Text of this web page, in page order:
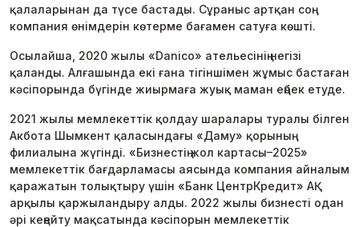
қалаларынан да түсе бастады. Сұраныс артқан соң
компания өнімдерін көтерме бағамен сатуға көшті.
Осылайша, 2020 жылы «Danico» ательесінің негізі
қаланды. Алғашында екі ғана тігіншімен жұмыс бастаған
кәсіпорында бүгінде жиырмаға жуық маман еңбек етуде.
2021 жылы мемлекеттік қолдау шаралары туралы білген
Акбота Шымкент қаласындағы «Даму» қорының
филиалына жүгінді. «Бизнестің жол картасы–2025»
мемлекеттік бағдарламасы аясында компания айналым
қаражатын толықтыру үшін «Банк ЦентрКредит» АҚ
арқылы қаржыландыру алды. 2022 жылы бизнесті одан
әрі кеңейту мақсатында кәсіпорын мемлекеттік